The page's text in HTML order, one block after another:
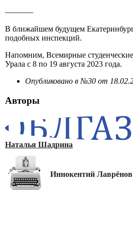
–––––––
В ближайшем будущем
подобных инспекций.
Напомним, Всемирные
Урала с 8 по 19 августа 2023 года.
Опубликовано в №30 от
Авторы
Наталья Шадрина
Иннокентий Лаврёнов